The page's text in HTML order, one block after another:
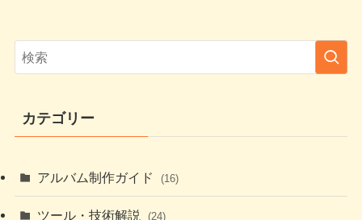
カテゴリー
アルバム制作ガイド (16)
ツール・技術解説 (24)